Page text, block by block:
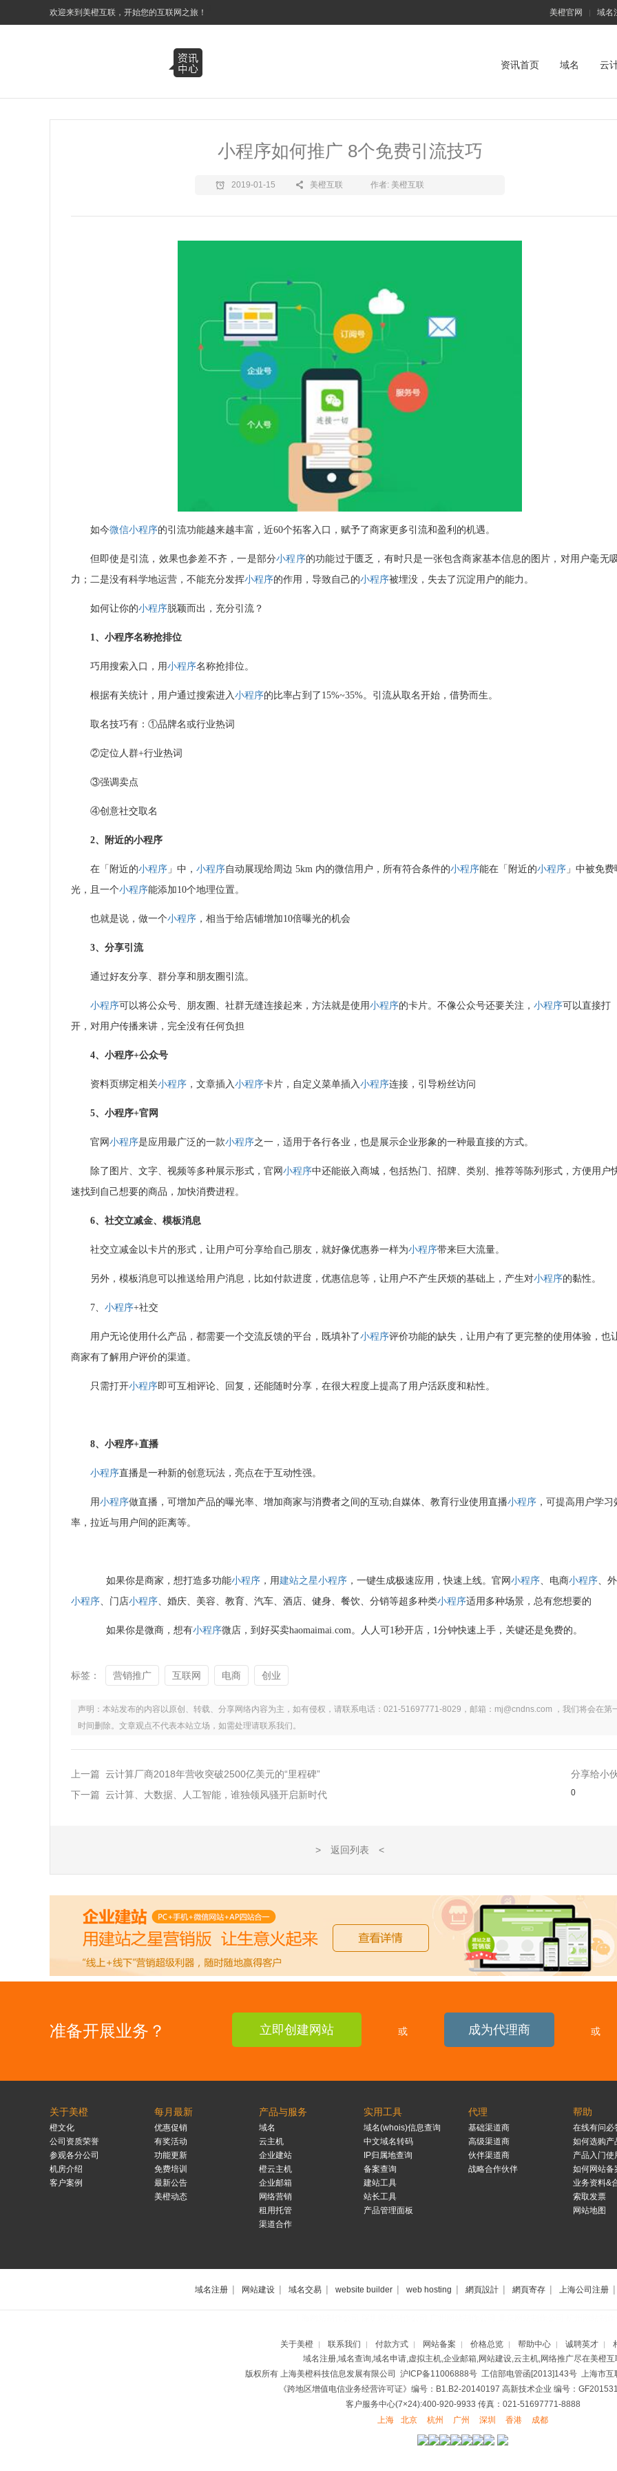
欢迎来到美橙互联，开始您的互联网之旅！ 美橙官网 | 域名
资讯首页 域名 云
小程序如何推广 8个免费引流技巧
2019-01-15 美橙互联 作者: 美橙互联
如今微信小程序的引流功能越来越丰富，近60个拓客入口，赋予了商家更多引流和盈利的机遇。
但即使是引流，效果也参差不齐，一是部分小程序的功能过于匮乏，有时只是一张包含商家基本信息的图片，对用户毫无
力；二是没有科学地运营，不能充分发挥小程序的作用，导致自己的小程序被埋没，失去了沉淀用户的能力。
如何让你的小程序脱颖而出，充分引流？
1、 小程序名称抢排位
巧用搜索入口，用小程序名称抢排位。
根据有关统计，用户通过搜索进入小程序的比率占到了 15%~35%。引流从取名开始，借势而生。
取名技巧有： ①品牌名或行业热词
②定位人群+行业热词
③强调卖点
④创意社交取名
2、附近的小程序
在「附近的小程序 」中， 小程序自动展现给周边 5km 内的微信用户，所有符合条件的小程序能在「附近的小程序 」中被免费
光，且一个小程序能添加10个地理位置。
也就是说，做一个小程序 ，相当于给店铺增加10倍曝光的机会
3、分享引流
通过好友分享、群分享和朋友圈引流。
小程序可以将公众号、朋友圈、社群无缝连接起来，方法就是使用小程序的卡片。不像公众号还要关注， 小程序可以直接打
开，对用户传播来讲，完全没有任何负担
4、 小程序+公众号
资料页绑定相关小程序 ，文章插入小程序卡片，自定义菜单插入小程序连接，引导粉丝访问
5、 小程序+官网
官网 小程序是应用最广泛的一款小程序之一，适用于各行各业，也是展示企业形象的一种最直接的方式。
除了图片、文字、视频等多种展示形式，官网 小程序中还能嵌入商城，包括热门、招牌、类别、推荐等陈列形式，方便用户
速找到自己想要的商品，加快消费进程。
6、社交立减金、模板消息
社交立减金以卡片的形式，让用户可分享给自己朋友，就好像优惠券一样为小程序带来巨大流量。
另外，模板消息可以推送给用户消息，比如付款进度，优惠信息等，让用户不产生厌烦的基础上，产生对小程序的黏性。
7、 小程序+社交
用户无论使用什么产品，都需要一个交流反馈的平台，既填补了小程序评价功能的缺失，让用户有了更完整的使用体验，也
商家有了解用户评价的渠道。
只需打开小程序即可互相评论、回复，还能随时分享，在很大程度上提高了用户活跃度和粘性。
8、 小程序+直播
小程序直播是一种新的创意玩法，亮点在于互动性强。
用小程序做直播，可增加产品的曝光率、增加商家与消费者之间的互动; 自媒体、教育行业使用直播小程序 ，可提高用户学习
率，拉近与用户间的距离等。
如果你是商家，想打造多功能小程序 ，用建站之星小程序 ，一键生成极速应用，快速上线。官网小程序、电商小程序、
小程序、门店小程序、婚庆、美容、教育、汽车、酒店、健身、餐饮、分销等超多种类小程序适用多种场景，总有您想要的
如果你是微商，想有小程序微店，到好买卖haomaimai.com。人人可1秒开店， 1分钟快速上手，关键还是免费的。
标签： 营销推广 互联网 电商 创业
声明：本站发布的内容以原创、转载、分享网络内容为主，如有侵权，请联系电话：021-51697771-8029，邮箱：mj@cndns.com ，我们将会在第
时间删除。文章观点不代表本站立场，如需处理请联系我们。
上一篇 云计算厂商2018年营收突破2500亿美元的“里程碑”
下一篇 云计算、大数据、人工智能，谁独领风骚开启新时代
分享给小
0
> 返回列表 <
准备开展业务？ 立即创建网站 或 成为代理商 或
关于美橙
橙文化
公司资质荣誉
参观各分公司
机房介绍
客户案例
每月最新
优惠促销
有奖活动
功能更新
免费培训
最新公告
美橙动态
产品与服务
域名
云主机
企业建站
橙云主机
企业邮箱
网络营销
租用托管
渠道合作
实用工具
域名(whois)信息查询
中文域名转码
IP归属地查询
备案查询
建站工具
站长工具
产品管理面板
代理
基础渠道商
高级渠道商
伙伴渠道商
战略合作伙伴
帮助
在线有问必
如何选购产
产品入门使
如何网站备
业务资料&
索取发票
网站地图
域名注册 | 网站建设 | 域名交易 | website builder | web hosting | 網頁設計 | 網頁寄存 | 上海公司注册 |
关于美橙 | 联系我们 | 付款方式 | 网站备案 | 价格总览 | 帮助中心 | 诚聘英才 |
域名注册,域名查询,域名申请,虚拟主机,企业邮箱,网站建设,云主机,网络推广尽在美橙互
版权所有 上海美橙科技信息发展有限公司 沪ICP备11006888号 工信部电管函[2013]143号 上海市互
《跨地区增值电信业务经营许可证》编号：B1.B2-20140197 高新技术企业 编号：
客户服务中心(7×24):400-920-9933 传真：021-51697771-8888
上海
北京 杭州 广州 深圳 香港 成都